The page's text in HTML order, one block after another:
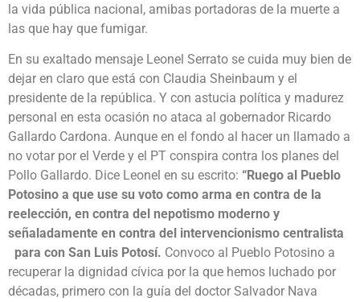
la vida pública nacional, amibas portadoras de la muerte a
las que hay que fumigar.
En su exaltado mensaje Leonel Serrato se cuida muy bien de
dejar en claro que está con Claudia Sheinbaum y el
presidente de la república. Y con astucia política y madurez
personal en esta ocasión no ataca al gobernador Ricardo
Gallardo Cardona. Aunque en el fondo al hacer un llamado a
no votar por el Verde y el PT conspira contra los planes del
Pollo Gallardo. Dice Leonel en su escrito: “Ruego al Pueblo
Potosino a que use su voto como arma en contra de la
reelección, en contra del nepotismo moderno y
señaladamente en contra del intervencionismo centralista
para con San Luis Potosí. Convoco al Pueblo Potosino a
recuperar la dignidad cívica por la que hemos luchado por
décadas, primero con la guía del doctor Salvador Nava